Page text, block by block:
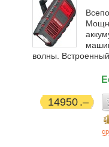
волны.
14950